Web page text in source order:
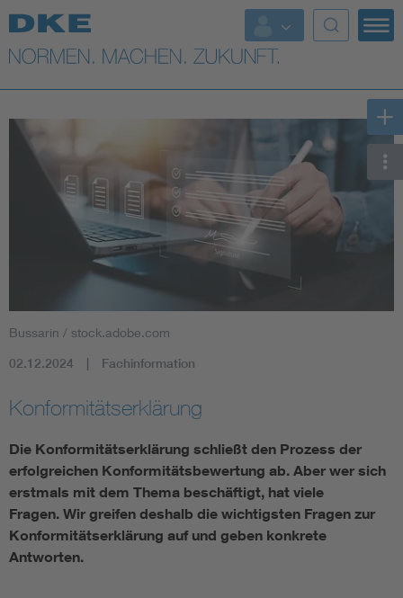
Top-Themen
VDE Fokusthemen
Energy
Health
Mobility
Smart Cities
DKE Fachinformationen im Kontext der Normung
Blitzschutz: DIN EN 62305 in der Übersicht
Bussarin / stock.adobe.com
02.12.2024 Fachinformation
Konformitätserklärung
Die Konformitätserklärung schließt den Prozess der
erfolgreichen Konformitätsbewertung ab. Aber wer sich
erstmals mit dem Thema beschäftigt, hat viele
Fragen. Wir greifen deshalb die wichtigsten Fragen zur
Konformitätserklärung auf und geben konkrete
Antworten.